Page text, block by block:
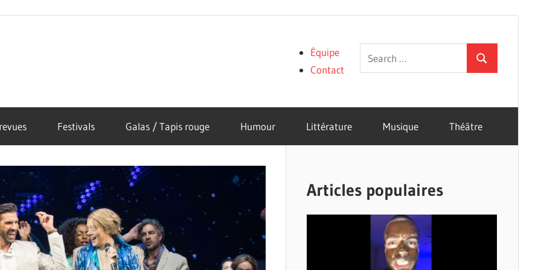
Search
for:
Search
Équipe
Contact
Festivals Galas / Tapis rouge Humour Littérature Musique Théâtre
Articles populaires